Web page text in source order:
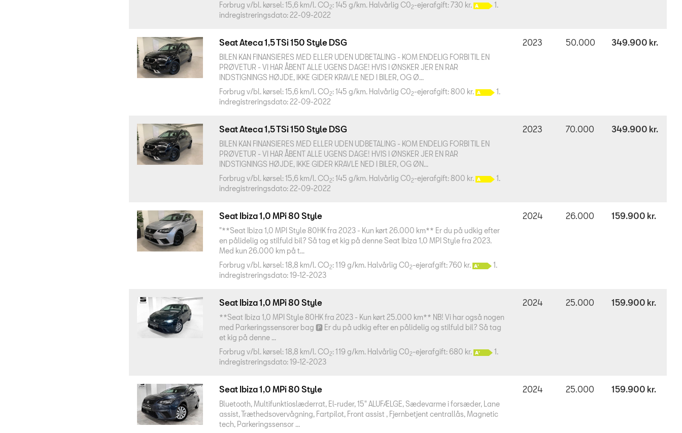
Forbrug v/bl. kørsel: 15,6 km/l. CO2: 145 g/km. Halvårlig C02-ejerafgift: 730 kr.
1.
indregistreringsdato: 22-09-2022
Seat Ateca 1,5 TSi 150 Style DSG
BILEN KAN FINANSIERES MED ELLER UDEN UDBETALING - KOM ENDELIG FORBI TIL EN
PRØVETUR - VI HAR ÅBENT ALLE UGENS DAGE! HVIS I ØNSKER JER EN RAR
INDSTIGNINGS HØJDE, IKKE GIDER KRAVLE NED I BILER, OG Ø...
Forbrug v/bl. kørsel: 15,6 km/l. CO2: 145 g/km. Halvårlig C02-ejerafgift: 800 kr.
1.
indregistreringsdato: 22-09-2022
2023 50.000 349.900 kr.
Seat Ateca 1,5 TSi 150 Style DSG
BILEN KAN FINANSIERES MED ELLER UDEN UDBETALING - KOM ENDELIG FORBI TIL EN
PRØVETUR - VI HAR ÅBENT ALLE UGENS DAGE! HVIS I ØNSKER JER EN RAR
INDSTIGNINGS HØJDE, IKKE GIDER KRAVLE NED I BILER, OG ØN...
Forbrug v/bl. kørsel: 15,6 km/l. CO2: 145 g/km. Halvårlig C02-ejerafgift: 800 kr.
1.
indregistreringsdato: 22-09-2022
2023 70.000 349.900 kr.
Seat Ibiza 1,0 MPi 80 Style
"**Seat Ibiza 1,0 MPI Style 80HK fra 2023 - Kun kørt 26.000 km** Er du på udkig efter
en pålidelig og stilfuld bil? Så tag et kig på denne Seat Ibiza 1,0 MPI Style fra 2023.
Med kun 26.000 km på t...
Forbrug v/bl. kørsel: 18,8 km/l. CO2: 119 g/km. Halvårlig C02-ejerafgift: 760 kr.
1.
indregistreringsdato: 19-12-2023
2024 26.000 159.900 kr.
Seat Ibiza 1,0 MPi 80 Style
**Seat Ibiza 1,0 MPI Style 80HK fra 2023 - Kun kørt 25.000 km** NB! Vi har også nogen
med Parkeringssensorer bag 🅿️ Er du på udkig efter en pålidelig og stilfuld bil? Så tag
et kig på denne ...
Forbrug v/bl. kørsel: 18,8 km/l. CO2: 119 g/km. Halvårlig C02-ejerafgift: 680 kr.
1.
indregistreringsdato: 19-12-2023
2024 25.000 159.900 kr.
Seat Ibiza 1,0 MPi 80 Style
Bluetooth, Multifunktioslæderrat, El-ruder, 15" ALUFÆLGE, Sædevarme i forsæder, Lane
assist, Træthedsovervågning, Fartpilot, Front assist , Fjernbetjent centrallås, Magnetic
tech, Parkeringssensor ...
2024 25.000 159.900 kr.